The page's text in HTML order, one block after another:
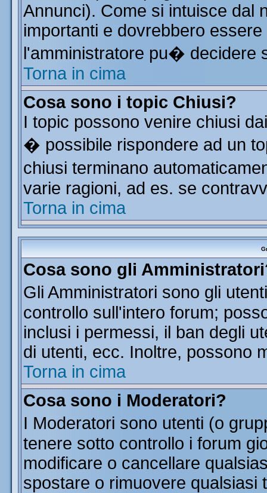
Annunci). Come si intuisce dal
importanti e dovrebbero
l'amministratore pu�
Torna in cima
Cosa sono i topic Chiusi?
I topic possono venire chiusi
� possibile rispondere ad un
chiusi terminano
varie ragioni, ad es. se
Torna in cima
Cosa sono gli
Gli Amministratori sono gli
controllo sull'intero forum;
inclusi i permessi, il ban degli
di utenti, ecc. Inoltre, possono
Torna in cima
Cosa sono i Moderatori?
I Moderatori sono utenti (o
tenere sotto controllo i forum
modificare o cancellare
spostare o rimuovere qualsiasi